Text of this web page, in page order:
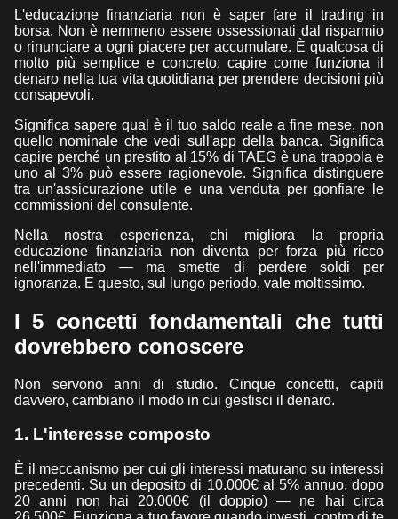
L'educazione finanziaria non è saper fare il trading in
borsa. Non è nemmeno essere ossessionati dal risparmio
o rinunciare a ogni piacere per accumulare. È qualcosa di
molto più semplice e concreto: capire come funziona il
denaro nella tua vita quotidiana per prendere decisioni più
consapevoli.
Significa sapere qual è il tuo saldo reale a fine mese, non
quello nominale che vedi sull'app della banca. Significa
capire perché un prestito al 15% di TAEG è una trappola e
uno al 3% può essere ragionevole. Significa distinguere
tra un'assicurazione utile e una venduta per gonfiare le
commissioni del consulente.
Nella nostra esperienza, chi migliora la propria
educazione finanziaria non diventa per forza più ricco
nell'immediato — ma smette di perdere soldi per
ignoranza. E questo, sul lungo periodo, vale moltissimo.
I 5 concetti fondamentali che tutti
dovrebbero conoscere
Non servono anni di studio. Cinque concetti, capiti
davvero, cambiano il modo in cui gestisci il denaro.
1. L'interesse composto
È il meccanismo per cui gli interessi maturano su interessi
precedenti. Su un deposito di 10.000€ al 5% annuo, dopo
20 anni non hai 20.000€ (il doppio) — ne hai circa